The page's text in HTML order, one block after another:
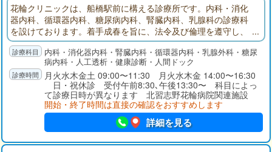
花輪クリニックは、船橋駅前に構える診療所です。内科・消化
器内科、循環器内科、糖尿病内科、腎臓内科、乳腺科の診療科
を設けております。着手成春を旨に、法令及び倫理を遵守し、
相協力して安全で安心な医療に取り組みます。
内科・消化器内科・腎臓内科・循環器内科・乳腺外科・糖尿
病内科・人工透析・健康診断・人間ドック
月火水木金土 09:00〜11:30 月火水木金 14:00〜16:30
日・祝休診 受付午前8:30､午後13:30〜 科目によっ
て診療日時が異なります 北習志野花輪病院関連施設
開始・終了時間は直接の確認をおすすめします
詳細を見る